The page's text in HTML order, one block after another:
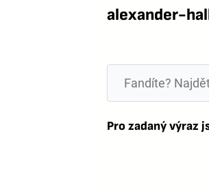
alexander-
Pro zadaný výraz